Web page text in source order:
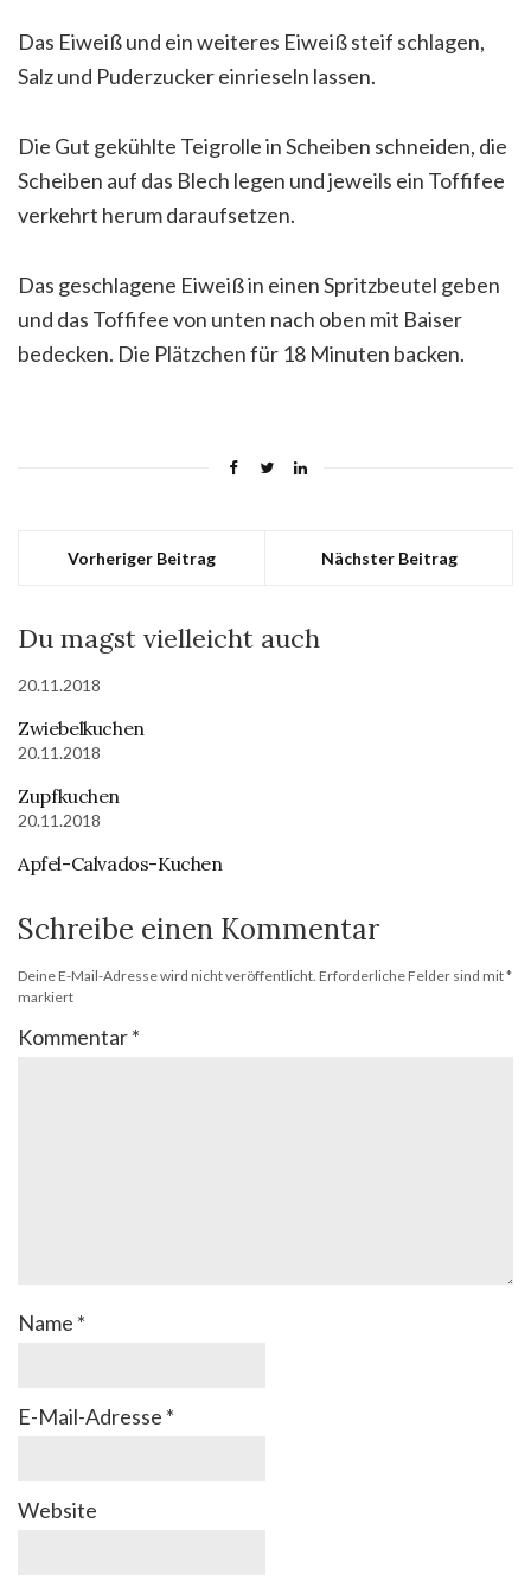
Das Eiweiß und ein weiteres Eiweiß steif schlagen,
Salz und Puderzucker einrieseln lassen.
Die Gut gekühlte Teigrolle in Scheiben schneiden, die
Scheiben auf das Blech legen und jeweils ein Toffifee
verkehrt herum daraufsetzen.
Das geschlagene Eiweiß in einen Spritzbeutel geben
und das Toffifee von unten nach oben mit Baiser
bedecken. Die Plätzchen für 18 Minuten backen.
Vorheriger Beitrag Nächster Beitrag
Du magst vielleicht auch
20.11.2018
Zwiebelkuchen
20.11.2018
Zupfkuchen
20.11.2018
Apfel-Calvados-Kuchen
Schreibe einen Kommentar
Deine E-Mail-Adresse wird nicht veröffentlicht. Erforderliche Felder sind mit*
markiert
Kommentar*
Name *
E-Mail-Adresse *
Website